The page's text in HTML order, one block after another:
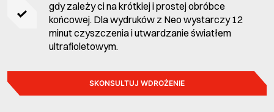
gdy zależy ci na krótkiej i prostej obróbce
końcowej. Dla wydruków z Neo wystarczy 12
minut czyszczenia i utwardzanie światłem
ultrafioletowym.
SKONSULTUJ WDROŻENIE